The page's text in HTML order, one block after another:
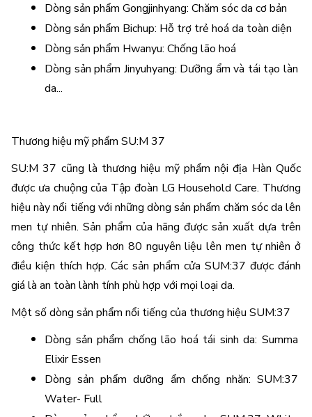
Dòng sản phẩm Gongjinhyang: Chăm sóc da cơ bản
Dòng sản phẩm Bichup: Hỗ trợ trẻ hoá da toàn diện
Dòng sản phẩm Hwanyu: Chống lão hoá
Dòng sản phẩm Jinyuhyang: Dưỡng ẩm và tái tạo làn
da...
Thương hiệu mỹ phẩm SU:M 37
SU:M 37 cũng là thương hiệu mỹ phẩm nội địa Hàn Quốc
được ưa chuộng của Tập đoàn LG Household Care. Thương
hiệu này nổi tiếng với những dòng sản phẩm chăm sóc da lên
men tự nhiên. Sản phẩm của hãng được sản xuất dựa trên
công thức kết hợp hơn 80 nguyên liệu lên men tự nhiên ở
điều kiện thích hợp. Các sản phẩm cửa SUM:37 được đánh
giá là an toàn lành tính phù hợp với mọi loại da.
Một số dòng sản phẩm nổi tiếng của thương hiệu SUM:37
Dòng sản phẩm chống lão hoá tái sinh da: Summa
Elixir Essen
Dòng sản phẩm dưỡng ẩm chống nhăn: SUM:37
Water- Full